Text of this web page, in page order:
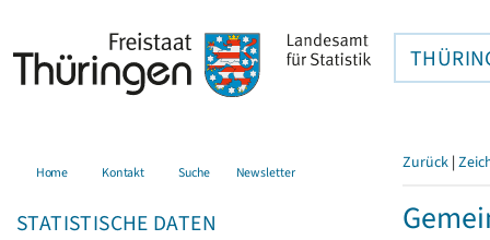
Home Kontakt Suche Newsletter
STATISTISCHE DATEN
Zurück |